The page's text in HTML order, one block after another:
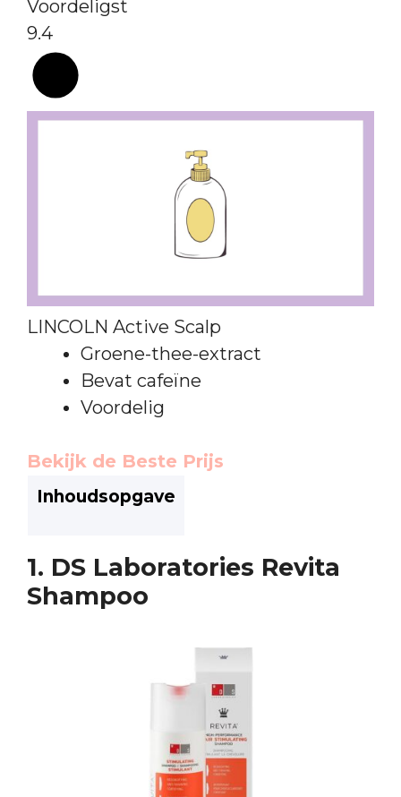
Voordeligst
9.4
LINCOLN Active Scalp
Groene-thee-extract
Bevat cafeïne
Voordelig
Bekijk de Beste Prijs
Inhoudsopgave
1. DS Laboratories Revita
Shampoo